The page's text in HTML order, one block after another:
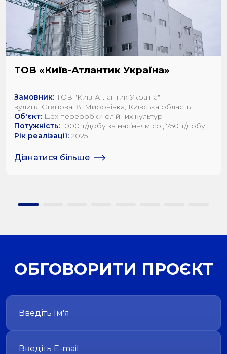
ТОВ «Київ-Атлантик Україна»
Замовник: ТОВ "Київ-Атлантик Україна"
вулиця Степова, 8, Миронівка, Київська область
Об'єкт: Цех переробки олійних культур
Потужність: 1000 т/добу за насінням сої; 750 т/добу
за насінням ріпаку; 1200 т/добу по насінню
Рік реалізації: 2025
Дізнатися більше
ОБГОВОРИТИ ПРОЄКТ